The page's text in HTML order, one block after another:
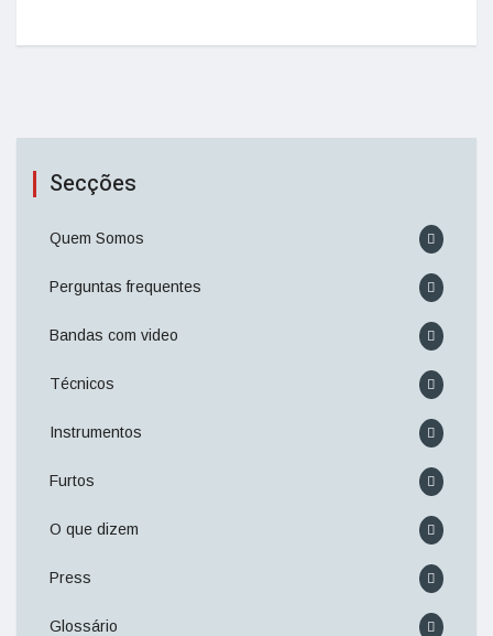
Secções
Quem Somos
Perguntas frequentes
Bandas com video
Técnicos
Instrumentos
Furtos
O que dizem
Press
Glossário